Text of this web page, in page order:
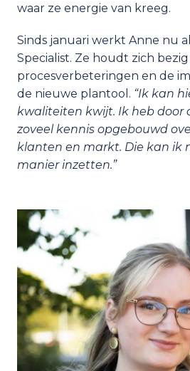
waar ze energie van kreeg.
Sinds januari werkt Anne nu
Specialist. Ze houdt zich
procesverbeteringen en de
de nieuwe plantool. “Ik kan
kwaliteiten kwijt. Ik heb door
zoveel kennis opgebouwd
klanten en markt. Die kan ik
manier inzetten.”